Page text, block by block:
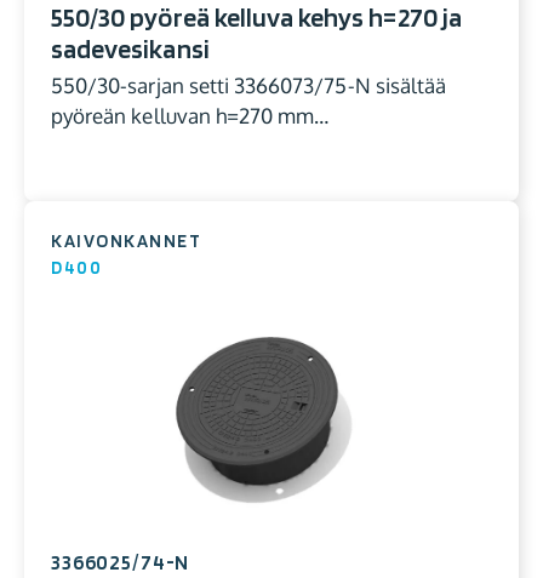
550/30 pyöreä kelluva kehys h=270 ja
sadevesikansi
550/30-sarjan setti 3366073/75-N sisältää
pyöreän kelluvan h=270 mm…
KAIVONKANNET
D400
3366025/74-N